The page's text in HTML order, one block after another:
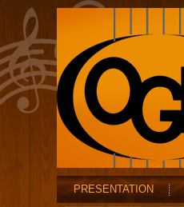
PRESENTATION